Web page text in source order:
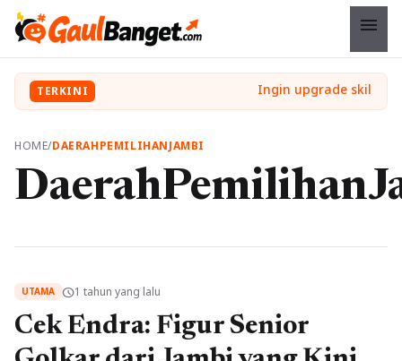
menu
TERKINI
HOME/DAERAHPEMILIHANJAMBI
UTAMA schedule1 tahun yang lalu
Cek Endra: Figur Senior